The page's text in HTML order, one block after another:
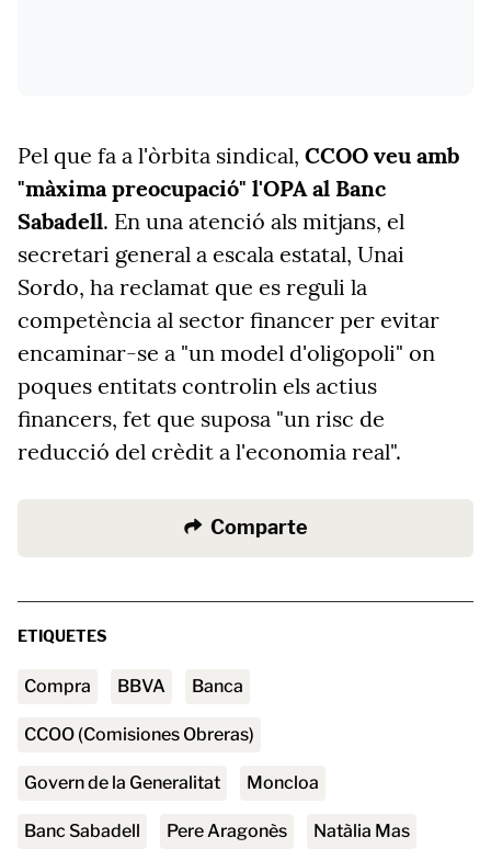
Pel que fa a l'òrbita sindical, CCOO veu amb
"màxima preocupació" l'OPA al Banc
Sabadell. En una atenció als mitjans, el
secretari general a escala estatal, Unai
Sordo, ha reclamat que es reguli la
competència al sector financer per evitar
encaminar-se a "un model d'oligopoli" on
poques entitats controlin els actius
financers, fet que suposa "un risc de
reducció del crèdit a l'economia real".
Comparte
ETIQUETES
compra BBVA Banca
CCOO (Comisiones Obreras)
Govern de la Generalitat Moncloa
Banc Sabadell Pere Aragonès Natàlia Mas